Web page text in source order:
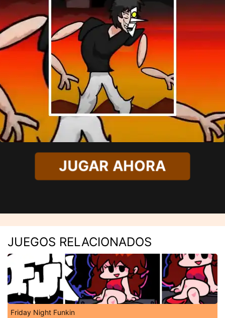
JUGAR AHORA
JUEGOS RELACIONADOS
Friday Night Funkin